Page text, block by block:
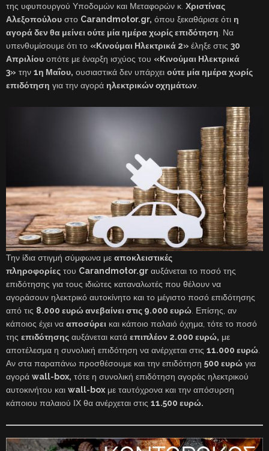
της υφυπουργού Υποδομών και Μεταφορών κ. Χριστίνας
Αλεξοπούλου στο Carandmotor.gr, όπου ξεκαθάρισε ότι η
αγορά δεν θα μείνει ούτε μία ημέρα χωρίς επιδότηση . Να
υπενθυμίσουμε ότι το «Κινούμαι Ηλεκτρικά 2» έληξε στις 30
Απριλίου οπότε με έναρξη ισχύος του «Κινούμαι Ηλεκτρικά
3» την 1η Μαΐου, ουσιαστικά δεν υπάρχει ούτε μία ημέρα χωρίς
επιδότηση για την αγορά ηλεκτρικών οχημάτων
Την ίδια στιγμή σύμφωνα με αποκλειστικές
πληροφορίες του Carandmotor.gr αυξάνεται το ποσό της
επιδότησης για τους ιδιώτες καταναλωτές που θέλουν να
αγοράσουν ηλεκτρικό αυτοκίνητο και το μέγιστο ποσό επιδότησης
από τις 8.000 ευρώ ανεβαίνει στις 9.000 ευρώ . Επίσης, αν
κάποιος έχει να αποσύρει και κάποιο παλαιό όχημα, τότε το ποσό
της επιδότησης αυξάνεται κατά επιπλέον 2.000 ευρώ, με
αποτέλεσμα η συνολική επιδότηση να ανέρχεται στις 11.000 ευρώ
Αν στα παραπάνω προσθέσουμε και την επιδότηση 500 ευρώ για
αγορά wall-box, τότε η συνολική επιδότηση αγοράς ηλεκτρικού
αυτοκινήτου και wall-box με ταυτόχρονα και την απόσυρση
κάποιου παλαιού ΙΧ θα ανέρχεται στις 11.500 ευρώ.